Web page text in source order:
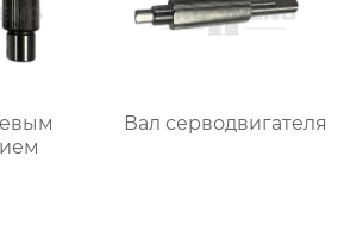
Вал серводвигателя